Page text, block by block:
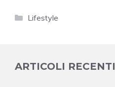
Categorie
Lifestyle
ARTICOLI RECENTI